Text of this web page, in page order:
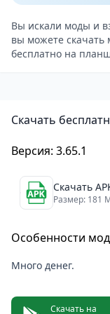
Игрокам нужно
восстановление
сбора меда,
цветов и
Головоломки,
украшением
чтобы
улучшать свои
цветы, растения,
и т.д. Они
уровня будут
Вы искали моды и
вы можете
бесплатно на
Скачать
Версия: 3.65.1
Скачать
Размер: 181
Особенности
Много денег.
Скачать на